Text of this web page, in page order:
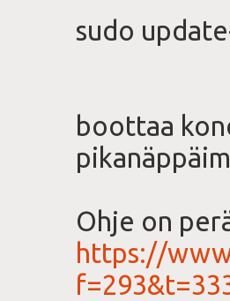
sudo
boottaa
Ohje on
https://